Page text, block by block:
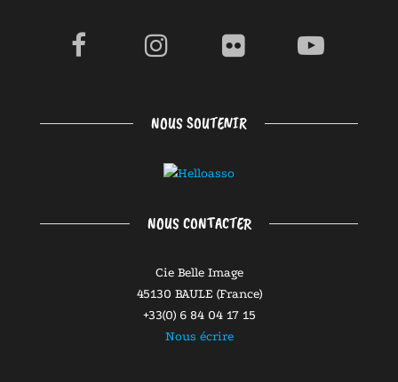
NOUS SOUTENIR
NOUS CONTACTER
Cie Belle Image
45130 BAULE (France)
+33(0) 6 84 04 17 15
Nous écrire